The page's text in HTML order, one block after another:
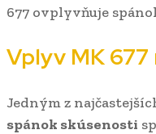
677 ovplyvňuje
Vplyv MK
Jedným z
spánok skúsenosti